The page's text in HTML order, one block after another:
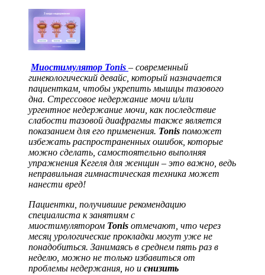
Миостимулятор Tonis – современный
гинекологический девайс, который назначается
пациенткам, чтобы укрепить мышцы тазового
дна. Стрессовое недержание мочи и/или
ургентное недержание мочи, как последствие
слабости тазовой диафрагмы также является
показанием для его применения. Tonis поможет
избежать распространенных ошибок, которые
можно сделать, самостоятельно выполняя
упражнения Кегеля для женщин – это важно, ведь
неправильная гимнастическая техника может
нанести вред!
Пациентки, получившие рекомендацию
специалиста к занятиям с
миостимулятором Tonis отмечают, что через
месяц урологические прокладки могут уже не
понадобиться. Занимаясь в среднем пять раз в
неделю, можно не только избавиться от
проблемы недержания, но и снизить